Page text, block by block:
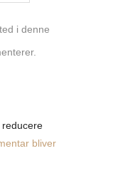
i denne
reducere
bliver